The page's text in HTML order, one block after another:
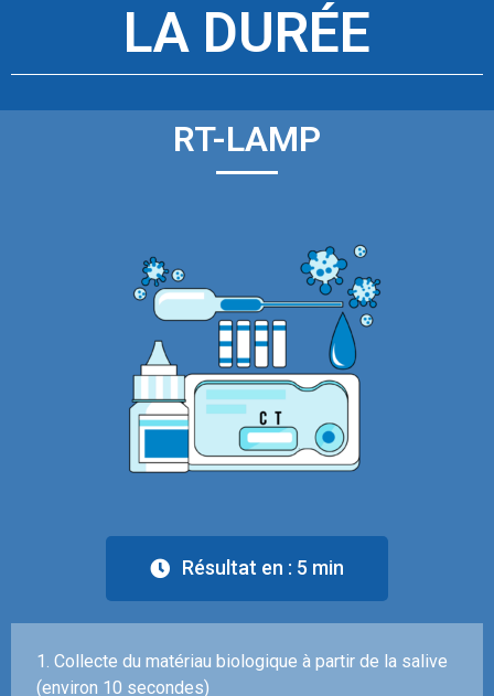
LA DURÉE
RT-LAMP
Résultat en : 5 min​
1. Collecte du matériau biologique à partir de la salive
(environ 10 secondes)